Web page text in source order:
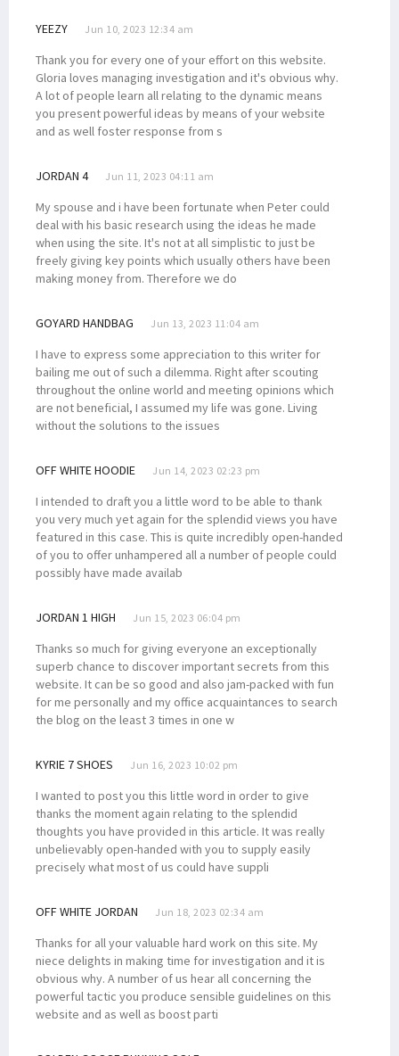
YEEZY Jun 10, 2023 12:34 am
Thank you for every one of your effort on this website.
Gloria loves managing investigation and it's obvious why.
A lot of people learn all relating to the dynamic means
you present powerful ideas by means of your website
and as well foster response from s
JORDAN 4 Jun 11, 2023 04:11 am
My spouse and i have been fortunate when Peter could
deal with his basic research using the ideas he made
when using the site. It's not at all simplistic to just be
freely giving key points which usually others have been
making money from. Therefore we do
GOYARD HANDBAG Jun 13, 2023 11:04 am
I have to express some appreciation to this writer for
bailing me out of such a dilemma. Right after scouting
throughout the online world and meeting opinions which
are not beneficial, I assumed my life was gone. Living
without the solutions to the issues
OFF WHITE HOODIE Jun 14, 2023 02:23 pm
I intended to draft you a little word to be able to thank
you very much yet again for the splendid views you have
featured in this case. This is quite incredibly open-handed
of you to offer unhampered all a number of people could
possibly have made availab
JORDAN 1 HIGH Jun 15, 2023 06:04 pm
Thanks so much for giving everyone an exceptionally
superb chance to discover important secrets from this
website. It can be so good and also jam-packed with fun
for me personally and my office acquaintances to search
the blog on the least 3 times in one w
KYRIE 7 SHOES Jun 16, 2023 10:02 pm
I wanted to post you this little word in order to give
thanks the moment again relating to the splendid
thoughts you have provided in this article. It was really
unbelievably open-handed with you to supply easily
precisely what most of us could have suppli
OFF WHITE JORDAN Jun 18, 2023 02:34 am
Thanks for all your valuable hard work on this site. My
niece delights in making time for investigation and it is
obvious why. A number of us hear all concerning the
powerful tactic you produce sensible guidelines on this
website and as well as boost parti